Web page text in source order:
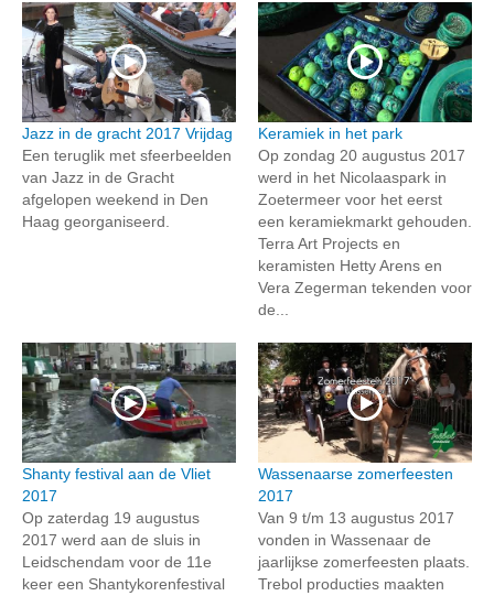
Jazz in de gracht 2017 Vrijdag
Een teruglik met sfeerbeelden
van Jazz in de Gracht
afgelopen weekend in Den
Haag georganiseerd.
Keramiek in het park
Op zondag 20 augustus 2017
werd in het Nicolaaspark in
Zoetermeer voor het eerst
een keramiekmarkt gehouden.
Terra Art Projects en
keramisten Hetty Arens en
Vera Zegerman tekenden voor
de...
Shanty festival aan de Vliet
2017
Op zaterdag 19 augustus
2017 werd aan de sluis in
Leidschendam voor de 11e
keer een Shantykorenfestival
Wassenaarse zomerfeesten
2017
Van 9 t/m 13 augustus 2017
vonden in Wassenaar de
jaarlijkse zomerfeesten plaats.
Trebol producties maakten